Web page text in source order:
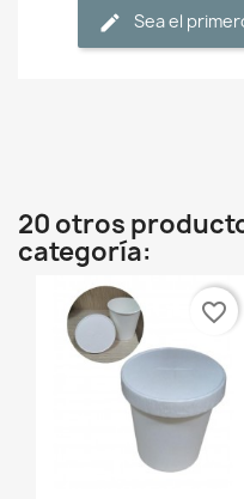
Sea el
20 otros
categoría:
favorite_border